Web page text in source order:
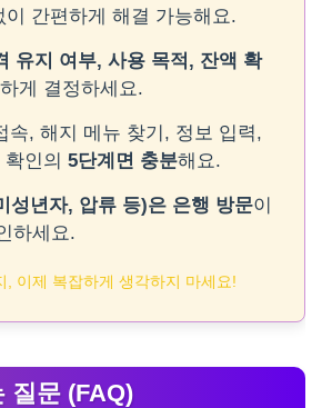
이 간편하게 해결 가능해요.
유지 여부, 사용 목적, 잔액 확
게 결정하세요.
속, 해지 메뉴 찾기, 정보 입력,
인의 5단계면 충분해요.
성년자, 압류 등)은 은행 방문이
하세요.
, 이제 복잡하게 생각하지 마세요!
질문 (FAQ)